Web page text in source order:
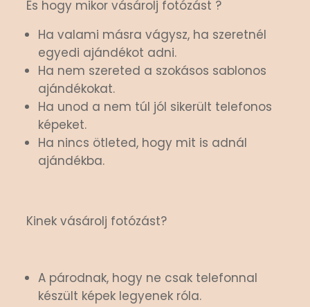
És hogy mikor vásárolj fotózást ?
Ha valami másra vágysz, ha szeretnél
egyedi ajándékot adni.
Ha nem szereted a szokásos sablonos
ajándékokat.
Ha unod a nem túl jól sikerült telefonos
képeket.
Ha nincs ötleted, hogy mit is adnál
ajándékba.
Kinek vásárolj fotózást?
A párodnak, hogy ne csak telefonnal
készült képek legyenek róla.